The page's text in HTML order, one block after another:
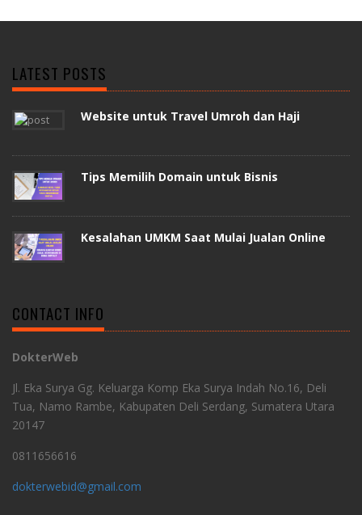
LATEST POSTS
Website untuk Travel Umroh dan Haji
Tips Memilih Domain untuk Bisnis
Kesalahan UMKM Saat Mulai Jualan Online
CONTACT INFO
DokterWeb
Jl. Eka Surya Gg. Keluarga Komp Eka Surya Indah No.16, Deli
Tua, Namo Rambe, Kabupaten Deli Serdang, Sumatera Utara
20147
0811656616
dokterwebid@gmail.com